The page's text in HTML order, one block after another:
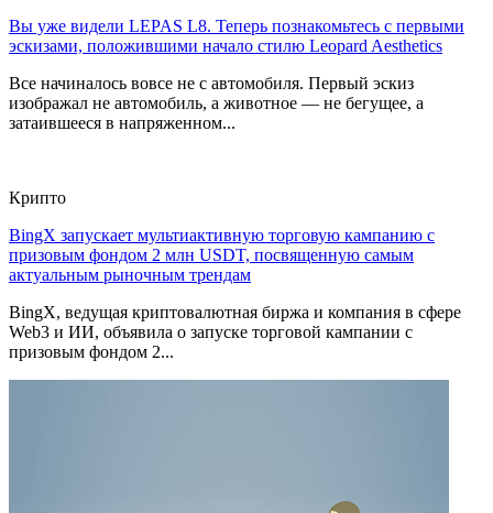
Вы уже видели LEPAS L8. Теперь познакомьтесь с первыми
эскизами, положившими начало стилю Leopard Aesthetics
Все начиналось вовсе не с автомобиля. Первый эскиз
изображал не автомобиль, а животное — не бегущее, а
затаившееся в напряженном...
Крипто
BingX запускает мультиактивную торговую кампанию с
призовым фондом 2 млн USDT, посвященную самым
актуальным рыночным трендам
BingX, ведущая криптовалютная биржа и компания в сфере
Web3 и ИИ, объявила о запуске торговой кампании с
призовым фондом 2...